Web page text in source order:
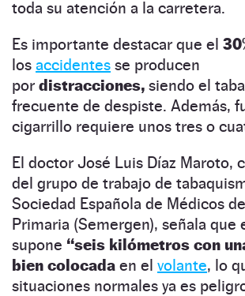
toda su atención a la carretera.
Es importante destacar que el
los accidentes se producen
por distracciones, siendo el
frecuente de despiste. Además,
cigarrillo requiere unos tres o
El doctor José Luis Díaz Maroto,
del grupo de trabajo de
Sociedad Española de Médicos
Primaria (Semergen), señala que
supone “seis kilómetros con
bien colocada en el volante, lo
situaciones normales ya es